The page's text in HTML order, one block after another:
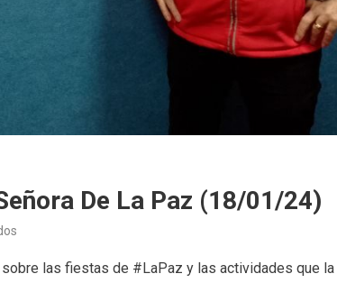
De La Paz (18/01/24)
Taurinalas fiestas de #LaPaz y las actividades que